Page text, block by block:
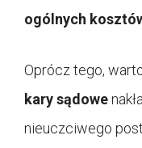
ogólnych
Oprócz tego,
kary sądowe
nieuczciwego